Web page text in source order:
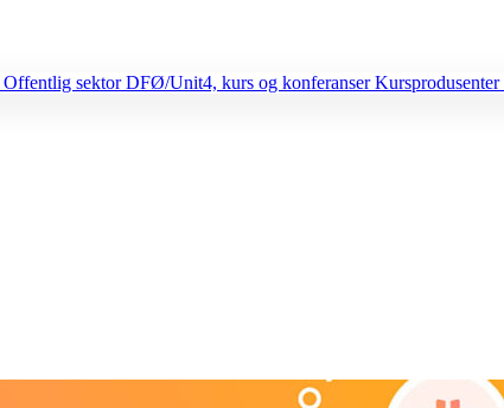
Offentlig sektorDFØ/Unit4, kurs og konferanser Kursprodusenter